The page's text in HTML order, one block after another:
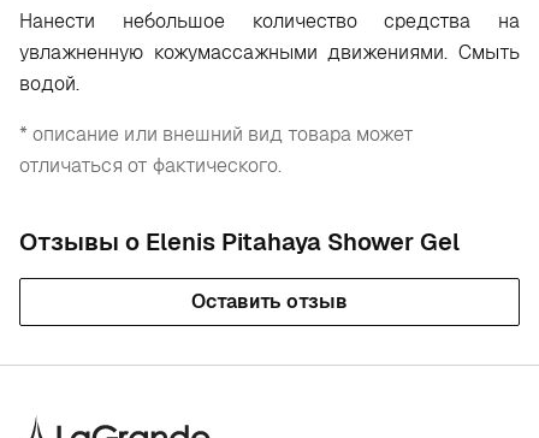
Нанести небольшое количество средства на
увлажненную кожумассажными движениями. Смыть
водой.
* описание или внешний вид товара может
отличаться от фактического.
Отзывы о Elenis Pitahaya Shower Gel
Оставить отзыв